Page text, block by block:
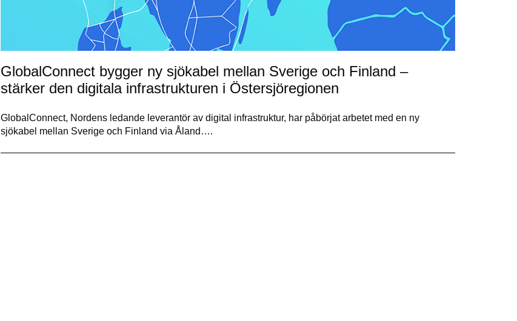
GlobalConnect bygger ny sjökabel mellan Sverige och Finland –
stärker den digitala infrastrukturen i Östersjöregionen
GlobalConnect, Nordens ledande leverantör av digital infrastruktur, har påbörjat arbetet med en ny
sjökabel mellan Sverige och Finland via Åland….